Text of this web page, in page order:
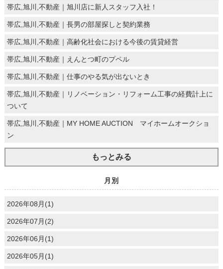
帯広,旭川,不動産｜旭川店に新人スタッフ入社！
帯広,旭川,不動産｜長男の部屋探しと契約業務
帯広,旭川,不動産｜高齢化社会における今後の賃貸経営
帯広,旭川,不動産｜えんとつ町のプペル
帯広,旭川,不動産｜仕事のやる気が出ないとき
帯広,旭川,不動産｜リノベーション・リフォーム工事の経費計上に
ついて
帯広,旭川,不動産｜MY HOME AUCTION マイホームオークショ
ン
もっとみる
月別
2026年08月(1)
2026年07月(2)
2026年06月(1)
2026年05月(1)